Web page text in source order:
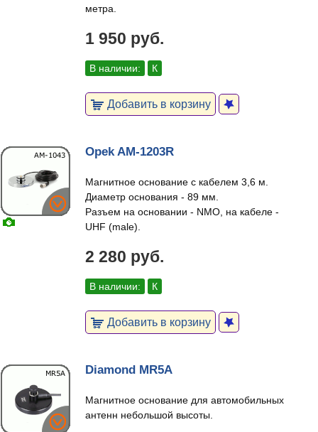
метра.
1 950 руб.
В наличии: К
Добавить в корзину
Opek AM-1203R
Магнитное основание с кабелем 3,6 м.
Диаметр основания - 89 мм.
Разъем на основании - NMO, на кабеле -
UHF (male).
2 280 руб.
В наличии: К
Добавить в корзину
Diamond MR5A
Магнитное основание для автомобильных
антенн небольшой высоты.